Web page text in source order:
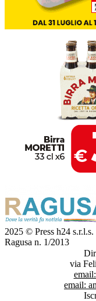
2025 © Press h24
Ragusa n. 1/2013
via
email:
email: